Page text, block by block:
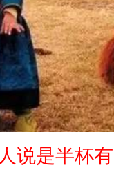
说是半杯